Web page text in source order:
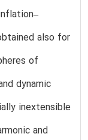
also for
of
dynamic
inextensible
and